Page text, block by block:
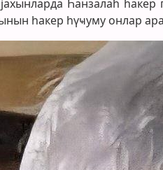
Һанзалаһ
һакер һүҹуму онлар